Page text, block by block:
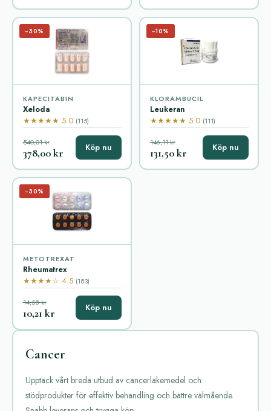
−30%
KAPECITABIN
Xeloda
★★★★★ 5.0 (115)
540,01 kr
378,00 kr Köp nu
−10%
KLORAMBUCIL
Leukeran
★★★★★ 5.0 (111)
146,11 kr
131,50 kr Köp nu
−30%
METOTREXAT
Rheumatrex
★★★★☆ 4.5 (183)
14,58 kr
10,21 kr Köp nu
Cancer
Upptäck vårt breda utbud av cancerläkemedel och
stödprodukter för effektiv behandling och bättre välmående.